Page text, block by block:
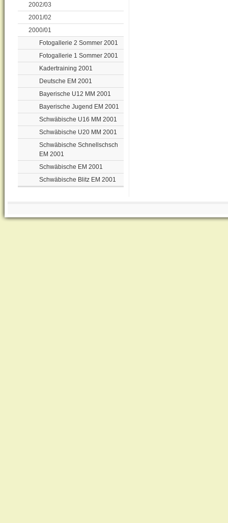
2002/03
2001/02
2000/01
Fotogallerie 2 Sommer 2001
Fotogallerie 1 Sommer 2001
Kadertraining 2001
Deutsche EM 2001
Bayerische U12 MM 2001
Bayerische Jugend EM 2001
Schwäbische U16 MM 2001
Schwäbische U20 MM 2001
Schwäbische Schnellschsch
EM 2001
Schwäbische EM 2001
Schwäbische Blitz EM 2001